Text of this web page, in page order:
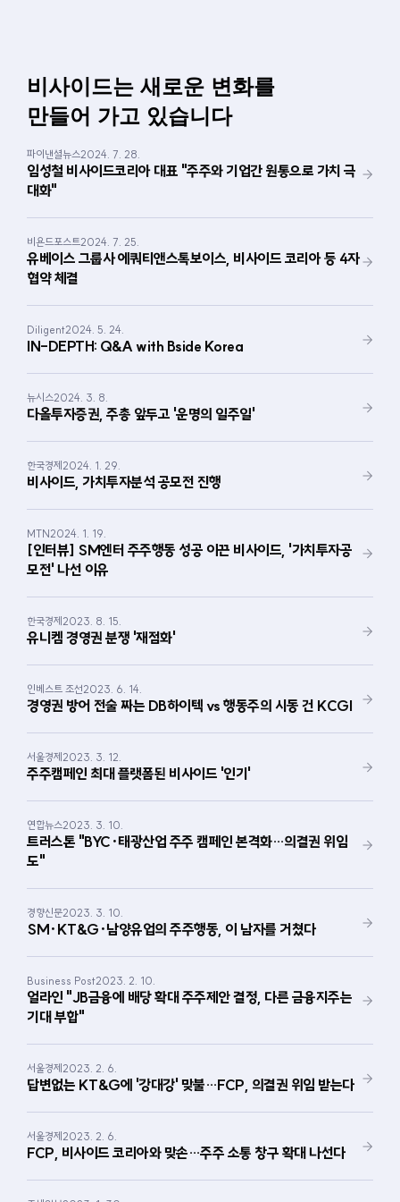
비사이드는 새로운 변화를
만들어 가고 있습니다
파이낸셜뉴스2024. 7. 28.
임성철 비사이드코리아 대표 "주주와 기업간 원통으로 가치 극
대화"
비욘드포스트2024. 7. 25.
유베이스 그룹사 에쿼티앤스톡보이스, 비사이드 코리아 등 4자
협약 체결
Diligent2024. 5. 24.
IN-DEPTH: Q&A with Bside Korea
뉴시스2024. 3. 8.
다올투자증권, 주총 앞두고 '운명의 일주일'
한국경제 2024. 1. 29.
비사이드, 가치투자분석 공모전 진행
MTN2024. 1. 19.
[인터뷰] SM엔터 주주행동 성공 이끈 비사이드, '가치투자공
모전' 나선 이유
한국경제 2023. 8. 15.
유니켐 경영권 분쟁 '재점화'
인베스트 조선2023. 6. 14.
경영권 방어 전술 짜는 DB하이텍 vs 행동주의 시동 건 KCGI
서울경제 2023. 3. 12.
주주캠페인 최대 플랫폼된 비사이드 '인기'
연합뉴스2023. 3. 10.
트러스톤 "BYC·태광산업 주주 캠페인 본격화…의결권 위임
도"
경향신문2023. 3. 10.
SM·KT&G·남양유업의 주주행동, 이 남자를 거쳤다
Business Post2023. 2. 10.
얼라인 "JB금융에 배당 확대 주주제안 결정, 다른 금융지주는
기대 부합"
서울경제 2023. 2. 6.
답변없는 KT&G에 '강대강' 맞불…FCP, 의결권 위임 받는다
서울경제 2023. 2. 6.
FCP, 비사이드 코리아와 맞손…주주 소통 창구 확대 나선다